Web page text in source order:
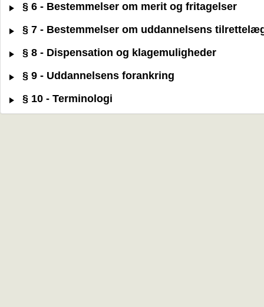
§ 6 - Bestemmelser om merit og fritagelser
§ 7 - Bestemmelser om uddannelsens
§ 8 - Dispensation og klagemuligheder
§ 9 - Uddannelsens forankring
§ 10 - Terminologi